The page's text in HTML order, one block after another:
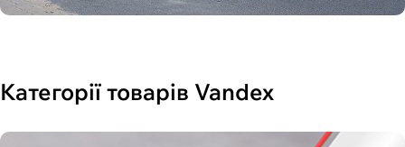
Категорії товарів Vandex